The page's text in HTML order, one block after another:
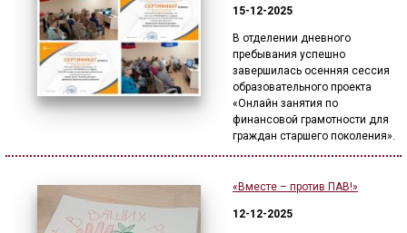
15-12-2025
В отделении дневного
пребывания успешно
завершилась осенняя сессия
образовательного проекта
«Онлайн занятия по
финансовой грамотности для
граждан старшего поколения».
«Вместе – против ПАВ!»
12-12-2025